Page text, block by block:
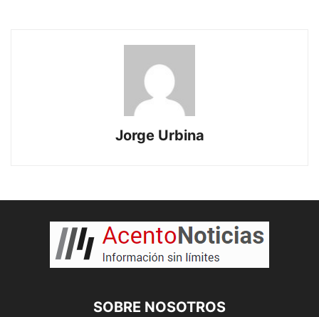
Jorge Urbina
SOBRE NOSOTROS